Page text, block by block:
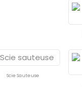
Scie Sauteuse